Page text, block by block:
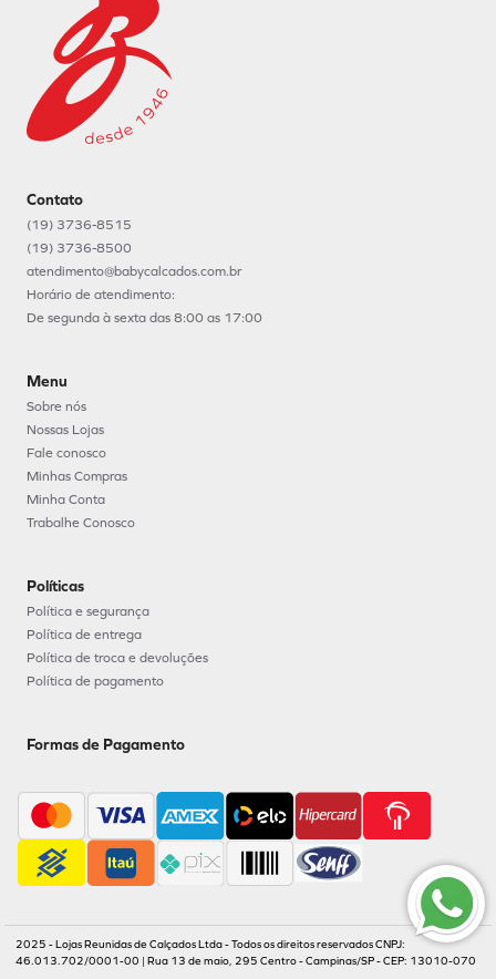
Contato
(19) 3736-8515
(19) 3736-8500
atendimento@babycalcados.com.br
Horário de atendimento:
De segunda à sexta das 8:00 as 17:00
Menu
Sobre nós
Nossas Lojas
Fale conosco
Minhas Compras
Minha Conta
Trabalhe Conosco
Políticas
Política e segurança
Política de entrega
Política de troca e devoluções
Política de pagamento
Formas de Pagamento
2025 - Lojas Reunidas de Calçados Ltda - Todos os direitos reservados CNPJ:
46.013.702/0001-00 | Rua 13 de maio, 295 Centro - Campinas/SP - CEP: 13010-070